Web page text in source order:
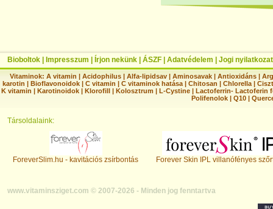
Bioboltok Impresszum Írjon nekünk ÁSZF Adatvédelem Jogi nyilatkozat
Vitaminok: A vitamin |Acidophilus |Alfa-lipidsav |Aminosavak |Antioxidáns |
karotin | Bioflavonoidok | C vitamin | C vitaminok hatása | Chitosan | Chlorella |
K vitamin | Karotinoidok | Klorofill | Kolosztrum | L-Cystine | Lactoferrin- Lactoferin
Polifenolok |Q10 |
Társoldalaink:
ForeverSlim.hu - kavitációs zsírbontás Forever Skin IPL villanófényes
www.vitaminsziget.com © 2007-2026 - Minden jog fenntartva